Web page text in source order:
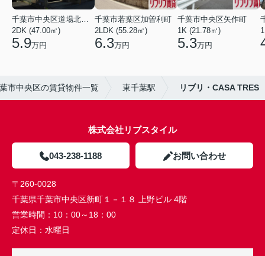
千葉市中央区道場北２丁目
2DK (47.00㎡)
5.9万円
千葉市若葉区加曽利町
2LDK (55.28㎡)
6.3万円
千葉市中央区矢作町
1K (21.78㎡)
5.3万円
市中央区の賃貸物件一覧 東千葉駅 リブリ・CASA TRES
株式会社リブスタイル
043-238-1188 お問い合わせ
〒260-0028
千葉県千葉市中央区新町１－１８ 上野ビル 4階
営業時間： 10：00～18：00
定休日： 水曜日